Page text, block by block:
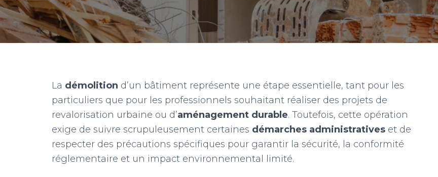
La démolition d’un bâtiment représente une étape essentielle, tant pour les
particuliers que pour les professionnels souhaitant réaliser des projets de
revalorisation urbaine ou d’aménagement durable. Toutefois, cette opération
exige de suivre scrupuleusement certaines démarches administratives et de
respecter des précautions spécifiques pour garantir la sécurité, la conformité
réglementaire et un impact environnemental limité.